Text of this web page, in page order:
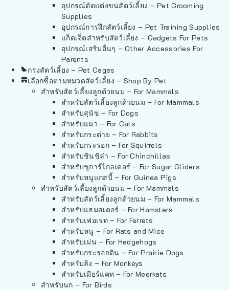
อุปกรณ์ตัดแต่งขนสัตว์เลี้ยง – Pet Grooming
Supplies
อุปกรณ์การฝึกสัตว์เลี้ยง – Pet Training Supplies
แก็ดเจ็ตสำหรับสัตว์เลี้ยง – Gadgets For Pets
อุปกรณ์เสริมอื่นๆ – Other Accessories For
Parents
กรงสัตว์เลี้ยง – Pet Cages
เลือกซื้อตามหมวดสัตว์เลี้ยง – Shop By Pet
สำหรับสัตว์เลี้ยงลูกด้วยนม – For Mammals
สำหรับสัตว์เลี้ยงลูกด้วยนม – For Mammals
สำหรับสุนัข – For Dogs
สำหรับแมว – For Cats
สำหรับกระต่าย – For Rabbits
สำหรับกระรอก – For Squirrels
สำหรับชินชิล่า – For Chinchillas
สำหรับชูการ์ไกลเดอร์ – For Sugar Gliders
สำหรับหนูแกสบี้ – For Guinea Pigs
สำหรับสัตว์เลี้ยงลูกด้วยนม – For Mammals
สำหรับสัตว์เลี้ยงลูกด้วยนม – For Mammals
สำหรับแฮมสเตอร์ – For Hamsters
สำหรับเฟอเรท – For Ferrets
สำหรับหนู – For Rats and Mice
สำหรับเม่น – For Hedgehogs
สำหรับกระรอกดิน – For Prairie Dogs
สำหรับลิง – For Monkeys
สำหรับเมียร์แคท – For Meerkats
สำหรับนก – For Birds